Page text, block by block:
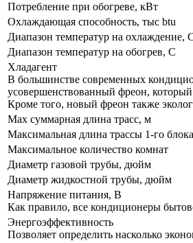
Потребление при обогреве, кВт
Охлаждающая способность, тыс btu
Диапазон температур на охлаждение,
Диапазон температур на обогрев, С
Хладагент
В большинстве современных
усовершенствованный фреон, который
Кроме того, новый фреон также
Max суммарная длина трасс, м
Максимальная длина трассы 1-го
Максимальное количество комнат
Диаметр газовой трубы, дюйм
Диаметр жидкостной трубы, дюйм
Напряжение питания, В
Как правило, все кондиционеры
Энергоэффективность
Позволяет определить насколько